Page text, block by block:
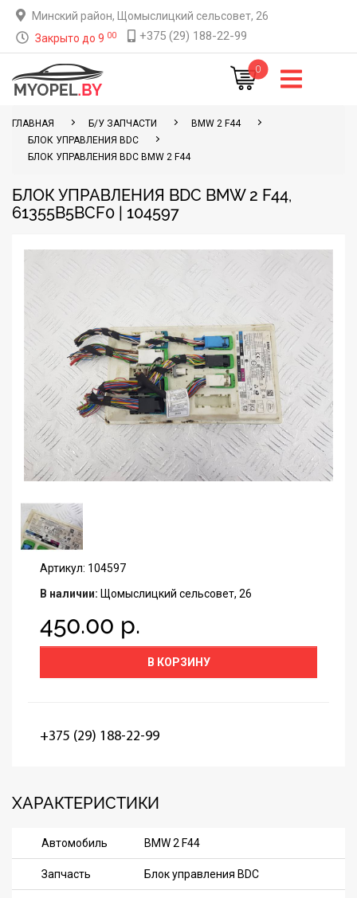
Минский район, Щомыслицкий сельсовет, 26
Закрыто до 9 00 +375 (29) 188-22-99
0
ГЛАВНАЯ Б/У ЗАПЧАСТИ
BMW 2 F44
БЛОК УПРАВЛЕНИЯ BDC
БЛОК УПРАВЛЕНИЯ BDC BMW 2 F44
БЛОК УПРАВЛЕНИЯ BDC BMW 2 F44,
61355B5BCF0 | 104597
Артикул: 104597
В наличии: Щомыслицкий сельсовет, 26
450.00 р.
В КОРЗИНУ
+375 (29) 188-22-99
ХАРАКТЕРИСТИКИ
Автомобиль BMW 2 F44
Запчасть Блок управления BDC